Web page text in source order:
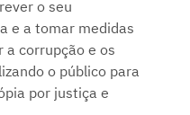
o seu
e a tomar medidas
a corrupção e os
o público para
por justiça e